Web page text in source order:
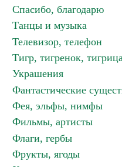
Спасибо, благодарю
Танцы и музыка
Телевизор, телефон
Тигр, тигренок,
Украшения
Фантастические
Фея, эльфы, нимфы
Фильмы, артисты
Флаги, гербы
Фрукты, ягоды